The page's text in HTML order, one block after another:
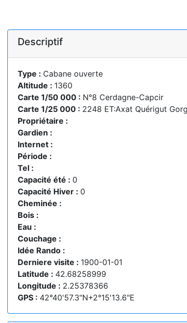
Descriptif
Type : Cabane ouverte
Altitude : 1360
Carte 1/50 000 : N°8 Cerdagne-Capcir
Carte 1/25 000 : 2248 ET:Axat Quérigut
Propriétaire :
Gardien :
Internet :
Période :
Tel :
Capacité été : 0
Capacité Hiver : 0
Cheminée :
Bois :
Eau :
Couchage :
Idée Rando :
Derniere visite : 1900-01-01
Latitude : 42.68258999
Longitude : 2.25378366
GPS : 42°40'57.3"N+2°15'13.6"E